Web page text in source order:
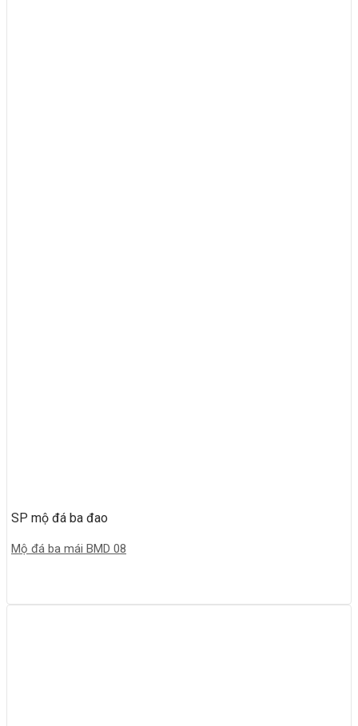
SP mộ đá ba đao
Mộ đá ba mái BMD 08